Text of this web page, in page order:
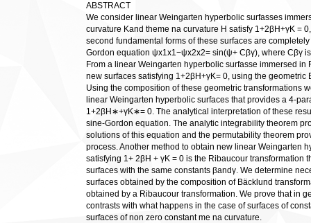
ABSTRACT
We consider linear Weingarten hyperbolic surfasses
curvature Kand theme na curvature H satisfy 1+2βH+γK =
second fundamental forms of these surfaces are
Gordon equation ψx1x1−ψx2x2= sin(ψ+ Cβγ), where Cβγ
From a linear Weingarten hyperbolic surfasse immersed in
new surfaces satisfying 1+2βH+γK= 0, using the geometric
Using the composition of these geometric transformations
linear Weingarten hyperbolic surfaces that provides a 4-
1+2βH∗+γK∗= 0. The analytical interpretation of these
sine-Gordon equation. The analytic integrability theorem
solutions of this equation and the permutability theorem
process. Another method to obtain new linear Weingarten
satisfying 1+ 2βH + γK = 0 is the Ribaucour transformation
surfaces with the same constants βandγ. We determine
surfaces obtained by the composition of Bäcklund
obtained by a Ribaucour transformation. We prove that in
contrasts with what happens in the case of surfaces of
surfaces of non zero constant me na curvature.